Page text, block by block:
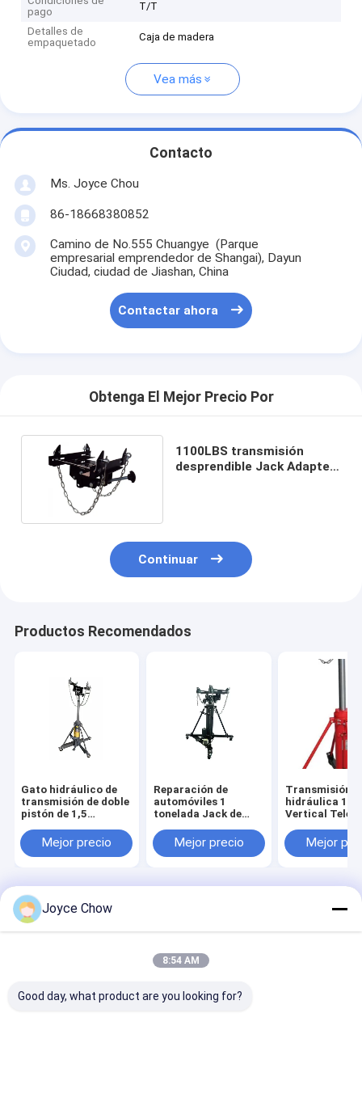
pago
T/T
Detalles de
empaquetado
Caja de madera
Vea más
Contacto
Ms. Joyce Chou
86-18668380852
Camino de No.555 Chuangye (Parque
empresarial emprendedor de Shangai), Dayun
Ciudad, ciudad de Jiashan, China
Contactar ahora
Obtenga El Mejor Precio Por
1100LBS transmisión
desprendible Jack Adapter
Continuar
Productos Recomendados
Gato hidráulico de
transmisión de doble
pistón de 1,5
reparación de
automóviles,
Mejor precio
Reparación de
automóviles 1
tonelada Jack de
accionado por aire
Elevación eficiente
Mejor precio
Transmisión
hidráulica 1T
Vertical
de la
del vehículo
Mejor
Inicio
Mapa del
Sitio
Mapa del Sitio
política de privacidad
Transmisión hidráulica JackFábrica De China.Copyright ©
2026 Jiaxing Yeeda International Co.,Ltd. All Rights Reserved.
Joyce Chow
8:54 AM
Good day, what product are you looking for?